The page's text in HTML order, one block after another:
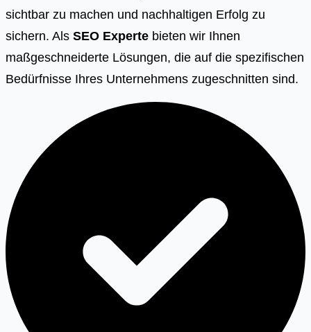
sichtbar zu machen und nachhaltigen Erfolg zu
sichern. Als SEO Experte bieten wir Ihnen
maßgeschneiderte Lösungen, die auf die spezifischen
Bedürfnisse Ihres Unternehmens zugeschnitten sind.